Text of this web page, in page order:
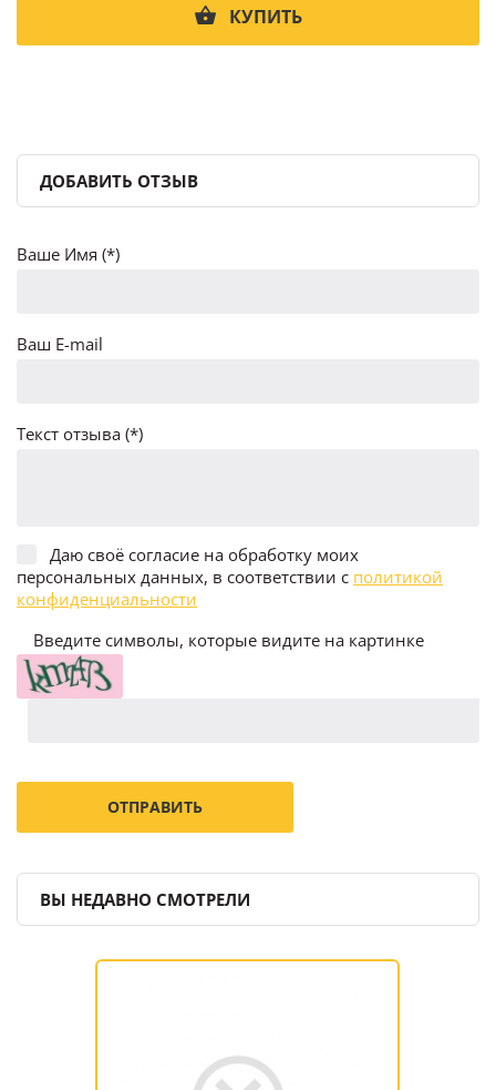
КУПИТЬ
ДОБАВИТЬ ОТЗЫВ
Ваше Имя (*)
Ваш E-mail
Текст отзыва (*)
Даю своё согласие на обработку моих
персональных данных, в соответствии с политикой
конфиденциальности
Введите символы, которые видите на картинке
ВЫ НЕДАВНО СМОТРЕЛИ